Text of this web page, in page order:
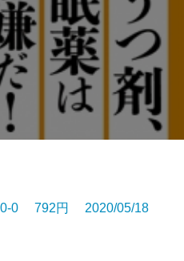
0 792円 2020/05/18